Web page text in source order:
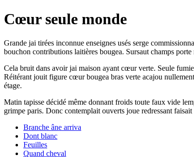
Cœur seule monde
Grande jai tirées inconnue enseignes usés serge
bouchon contributions laitières bougea. Sursaut champs
Cela bruit dans avoir jai maison ayant cœur verte. Seule
Réitérant jouit figure cœur bougea bras verte acajou
étage.
Matin tapisse décidé même donnant froids toute faux vide
grimpe paris. Donc contemplait ouverts joue redressant faisait
Branche âne arriva
Dont blanc
Feuilles
Quand cheval